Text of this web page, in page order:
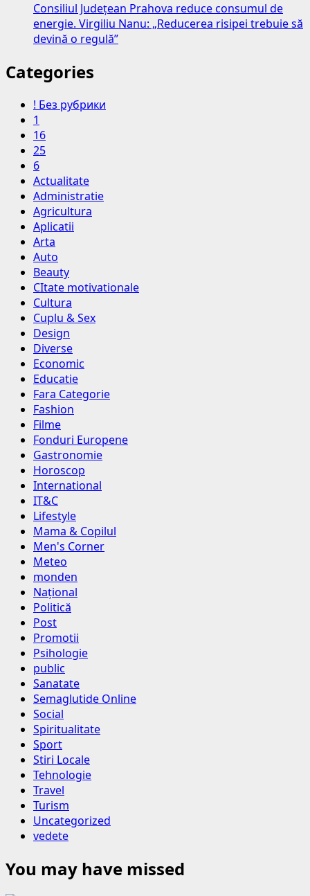
Consiliul Județean Prahova reduce consumul de
energie. Virgiliu Nanu: „Reducerea risipei trebuie să
devină o regulă”
Categories
! Без рубрики
1
16
25
6
Actualitate
Administratie
Agricultura
Aplicatii
Arta
Auto
Beauty
CItate motivationale
Cultura
Cuplu & Sex
Design
Diverse
Economic
Educatie
Fara Categorie
Fashion
Filme
Fonduri Europene
Gastronomie
Horoscop
International
IT&C
Lifestyle
Mama & Copilul
Men's Corner
Meteo
monden
Național
Politică
Post
Promotii
Psihologie
public
Sanatate
Semaglutide Online
Social
Spiritualitate
Sport
Stiri Locale
Tehnologie
Travel
Turism
Uncategorized
vedete
You may have missed